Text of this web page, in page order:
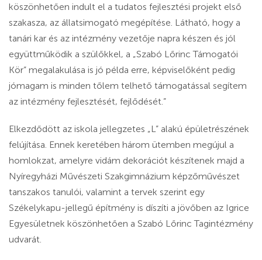
köszönhetően indult el a tudatos fejlesztési projekt első
szakasza, az állatsimogató megépítése. Látható, hogy a
tanári kar és az intézmény vezetője napra készen és jól
együttműködik a szülőkkel, a „Szabó Lőrinc Támogatói
Kör” megalakulása is jó példa erre, képviselőként pedig
jómagam is minden tőlem telhető támogatással segítem
az intézmény fejlesztését, fejlődését.”
Elkezdődött az iskola jellegzetes „L” alakú épületrészének
felújítása. Ennek keretében három ütemben megújul a
homlokzat, amelyre vidám dekorációt készítenek majd a
Nyíregyházi Művészeti Szakgimnázium képzőművészet
tanszakos tanulói, valamint a tervek szerint egy
Székelykapu-jellegű építmény is díszíti a jövőben az Igrice
Egyesületnek köszönhetően a Szabó Lőrinc Tagintézmény
udvarát.